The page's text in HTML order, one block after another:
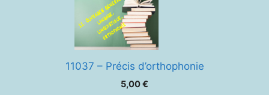
11037 – Précis d’orthophonie
5,00€